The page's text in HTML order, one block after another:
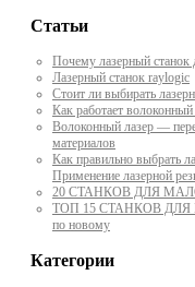
Статьи
Почему лазерный
Лазерный станок raylogic
Стоит ли выбирать
Как работает волоконный
Волоконный лазер —
материалов
Как правильно выбрать
Применение лазерной
20 СТАНКОВ ДЛЯ
ТОП 15 СТАНКОВ ДЛЯ
по новому
Категории